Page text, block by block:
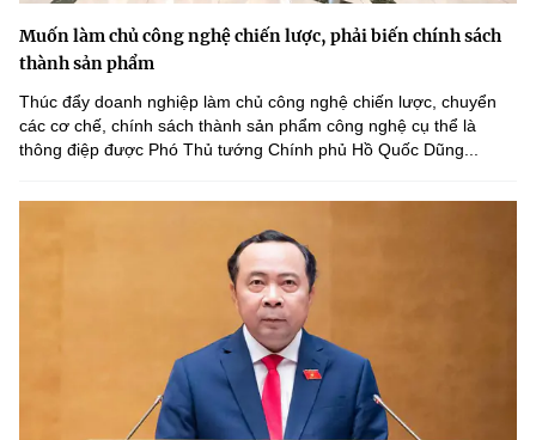
Muốn làm chủ công nghệ chiến lược, phải biến chính sách
thành sản phẩm
Thúc đẩy doanh nghiệp làm chủ công nghệ chiến lược, chuyển
các cơ chế, chính sách thành sản phẩm công nghệ cụ thể là
thông điệp được Phó Thủ tướng Chính phủ Hồ Quốc Dũng...